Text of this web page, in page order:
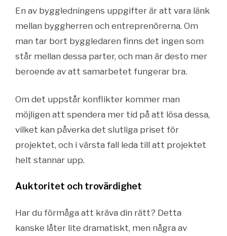
En av byggledningens uppgifter är att vara länk
mellan byggherren och entreprenörerna. Om
man tar bort byggledaren finns det ingen som
står mellan dessa parter, och man är desto mer
beroende av att samarbetet fungerar bra.
Om det uppstår konflikter kommer man
möjligen att spendera mer tid på att lösa dessa,
vilket kan påverka det slutliga priset för
projektet, och i värsta fall leda till att projektet
helt stannar upp.
Auktoritet och trovärdighet
Har du förmåga att kräva din rätt? Detta
kanske låter lite dramatiskt, men några av